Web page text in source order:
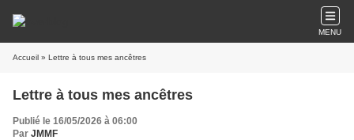
MENU
Accueil » Lettre à tous mes ancêtres
Lettre à tous mes ancêtres
Publié le 16/05/2026 à 06:00
Par JMMF